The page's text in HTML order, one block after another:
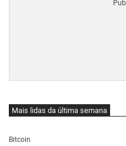
Mais lidas da última semana
Bitcoin